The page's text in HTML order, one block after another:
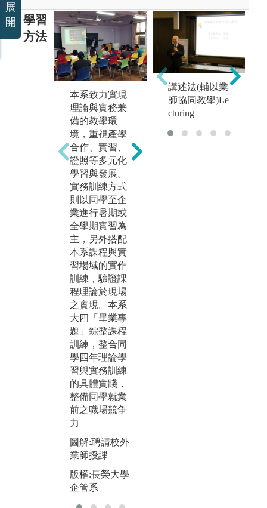
學習
方法
本系致力實現
理論與實務兼
備的教學環
境，重視產學
合作、實習、
證照等多元化
學習與發展。
實務訓練方式
則以同學至企
業進行暑期或
全學期實習為
主，另外搭配
本系課程與實
習場域的實作
訓練，驗證課
程理論於現場
之實現。本系
大四「畢業專
題」綜整課程
訓練，整合同
學四年理論學
習與實務訓練
的具體實踐，
整備同學就業
前之職場競争
力
圖解:聘請校外
業師授課
版權:長榮大學
企管系
小組團體討
論，問題導向
教學法。
講述法(輔以業
師協同教學)Le
cturing
展
開